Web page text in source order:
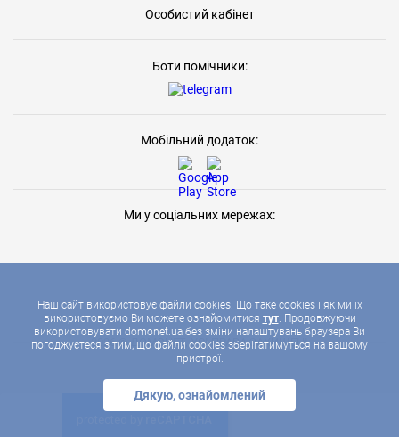
Наш сайт використовує файли cookies. Що таке cookies і як ми їх
використовуємо Ви можете ознайомитися тут. Продовжуючи
використовувати domonet.ua без зміни налаштувань браузера Ви
погоджуєтеся з тим, що файли cookies зберігатимуться на вашому
пристрої.
Дякую, ознайомлений
Особистий кабінет
Боти помічники:
Мобільний додаток:
Ми у соціальних мережах:
2026 © ДОМОНЕТ, УСІ ПРАВА ЗАХИЩЕНІ